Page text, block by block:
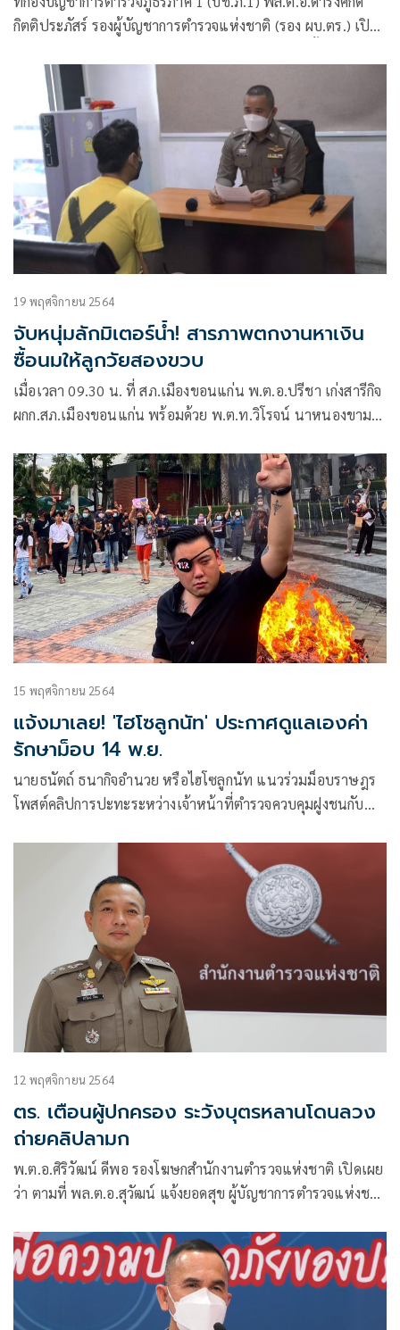
กิตติประภัสร์ รองผู้บัญชาการตำรวจแห่งชาติ (รอง ผบ.ตร.) เปิด
องค์การบริหารส่วนตำบล (อบต.) และสมาชิกสภา อบต.
19 พฤศจิกายน 2564
จับหนุ่มลักมิเตอร์น้ำ! สารภาพตกงานหาเงิน
ซื้อนมให้ลูกวัยสองขวบ
เมื่อเวลา 09.30 น. ที่ สภ.เมืองขอนแก่น พ.ต.อ.ปรีชา เก่งสารีกิจ
ผกก.สภ.เมืองขอนแก่น พร้อมด้วย พ.ต.ท.วิโรจน์ นาหนองขาม
อายุ 28 ปี
15 พฤศจิกายน 2564
แจ้งมาเลย! 'ไฮโซลูกนัท' ประกาศดูแลเองค่า
รักษาม็อบ 14 พ.ย.
นายธนัตถ์ ธนากิจอำนวย หรือไฮโซลูกนัท แนวร่วมม็อบราษฎร
โพสต์คลิปการปะทะระหว่างเจ้าหน้าที่ตำรวจควบคุมฝูงชนกับ
12 พฤศจิกายน 2564
ตร. เตือนผู้ปกครอง ระวังบุตรหลานโดนลวง
ถ่ายคลิปลามก
พ.ต.อ.ศิริวัฒน์ ดีพอ รองโฆษกสำนักงานตำรวจแห่งชาติ เปิดเผย
ว่า ตามที่ พล.ต.อ.สุวัฒน์ แจ้งยอดสุข ผู้บัญชาการตำรวจแห่งชาติ